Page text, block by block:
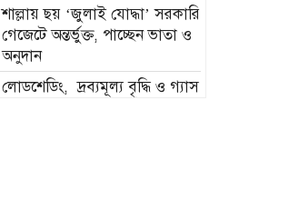
শাল্লায় ছয় ‘জুলাই যোদ্ধা’ সরকারি
গেজেটে অন্তর্ভুক্ত, পাচ্ছেন ভাতা ও
অনুদান
লোডশেডিং, দ্রব্যমূল্য বৃদ্ধি ও গ্যাস